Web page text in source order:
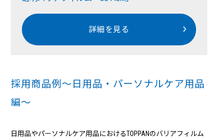
詳細を見る
採用商品例～日用品・パーソナルケア用品
編～
日用品やパーソナルケア用品におけるTOPPANのバリアフィルム